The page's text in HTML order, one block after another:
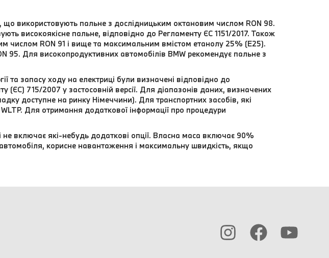
що використовують пальне з дослідницьким октановим числом RON 98.
високоякісне пальне, відповідно до Регламенту ЄС 1151/2017. Також
числом RON 91 і вище та максимальним вмістом етанолу 25% (E25).
95. Для високопродуктивних автомобілів BMW рекомендує пальне з
та запасу ходу на електриці були визначені відповідно до
715/2007 у застосовній версії. Для діапазонів даних, визначених
доступне на ринку Німеччини). Для транспортних засобів, які
Для отримання додаткової інформації про процедури
включає які-небудь додаткові опції. Власна маса включає 90%
корисне навантаження і максимальну швидкість, якщо